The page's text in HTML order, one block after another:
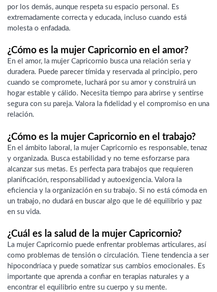
por los demás, aunque respeta su espacio personal. Es
extremadamente correcta y educada, incluso cuando está
molesta o enfadada.
¿Cómo es la mujer Capricornio en el amor?
En el amor, la mujer Capricornio busca una relación seria y
duradera. Puede parecer tímida y reservada al principio, pero
cuando se compromete, luchará por su amor y construirá un
hogar estable y cálido. Necesita tiempo para abrirse y sentirse
segura con su pareja. Valora la fidelidad y el compromiso en una
relación.
¿Cómo es la mujer Capricornio en el trabajo?
En el ámbito laboral, la mujer Capricornio es responsable, tenaz
y organizada. Busca estabilidad y no teme esforzarse para
alcanzar sus metas. Es perfecta para trabajos que requieren
planificación, responsabilidad y autoexigencia. Valora la
eficiencia y la organización en su trabajo. Si no está cómoda en
un trabajo, no dudará en buscar algo que le dé equilibrio y paz
en su vida.
¿Cuál es la salud de la mujer Capricornio?
La mujer Capricornio puede enfrentar problemas articulares, así
como problemas de tensión o circulación. Tiene tendencia a ser
hipocondríaca y puede somatizar sus cambios emocionales. Es
importante que aprenda a confiar en terapias naturales y a
encontrar el equilibrio entre su cuerpo y su mente.